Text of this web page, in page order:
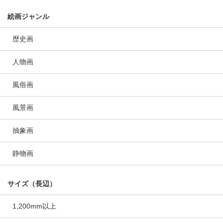
絵画ジャンル
歴史画
人物画
風俗画
風景画
抽象画
静物画
サイズ（長辺）
1,200mm以上